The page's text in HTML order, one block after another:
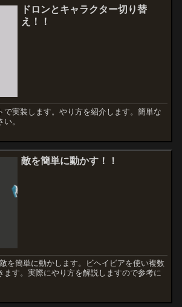
ドロンとキャラクター切り替
え！！
で実装します。やり方を紹介します。簡単な
。
敵を簡単に動かす！！
を簡単に動かします。ビヘイビアを使い複数
ます。実際にやり方を解説しますので参考に